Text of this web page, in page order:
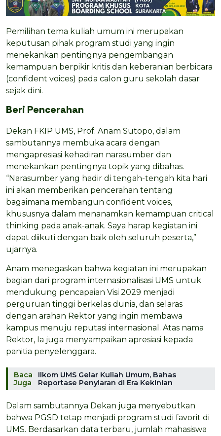
Pemilihan tema kuliah umum ini merupakan
keputusan pihak program studi yang ingin
menekankan pentingnya pengembangan
kemampuan berpikir kritis dan keberanian berbicara
(confident voices) pada calon guru sekolah dasar
sejak dini.
Beri Pencerahan
Dekan FKIP UMS, Prof. Anam Sutopo, dalam
sambutannya membuka acara dengan
mengapresiasi kehadiran narasumber dan
menekankan pentingnya topik yang dibahas.
“Narasumber yang hadir di tengah-tengah kita hari
ini akan memberikan pencerahan tentang
bagaimana membangun confident voices,
khususnya dalam menanamkan kemampuan critical
thinking pada anak-anak. Saya harap kegiatan ini
dapat diikuti dengan baik oleh seluruh peserta,”
ujarnya.
Anam menegaskan bahwa kegiatan ini merupakan
bagian dari program internasionalisasi UMS untuk
mendukung pencapaian Visi 2029 menjadi
perguruan tinggi berkelas dunia, dan selaras
dengan arahan Rektor yang ingin membawa
kampus menuju reputasi internasional. Atas nama
Rektor, Ia juga menyampaikan apresiasi kepada
panitia penyelenggara.
Baca
Juga
Ilkom UMS Gelar Kuliah Umum, Bahas
Reportase Penyiaran di Era Kekinian
Dalam sambutannya Dekan juga menyebutkan
bahwa PGSD tetap menjadi program studi favorit di
UMS. Berdasarkan data terbaru, jumlah mahasiswa